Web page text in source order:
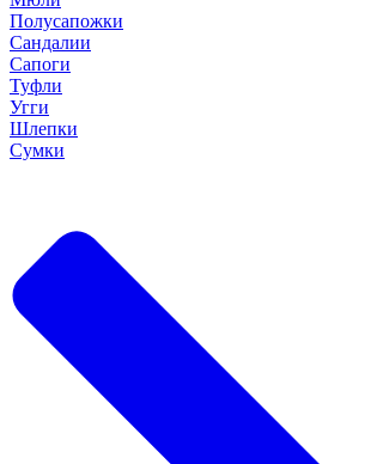
Полусапожки
Сандалии
Сапоги
Туфли
Угги
Шлепки
Сумки